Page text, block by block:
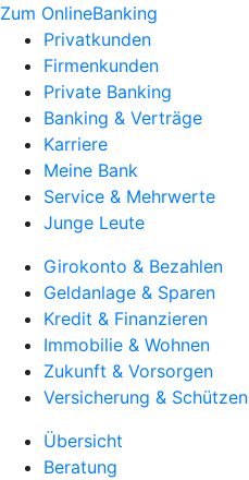
Zum OnlineBanking
Privatkunden
Firmenkunden
Private Banking
Banking & Verträge
Karriere
Meine Bank
Service & Mehrwerte
Junge Leute
Girokonto & Bezahlen
Geldanlage & Sparen
Kredit & Finanzieren
Immobilie & Wohnen
Zukunft & Vorsorgen
Versicherung & Schützen
Übersicht
Beratung